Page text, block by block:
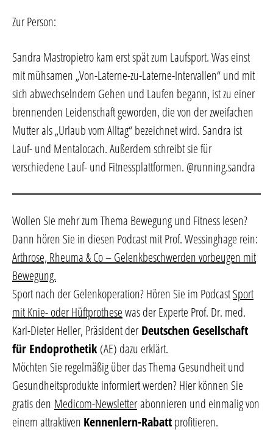
Zur Person:
Sandra Mastropietro kam erst spät zum Laufsport. Was einst
mit mühsamen „Von-Laterne-zu-Laterne-Intervallen“ und mit
sich abwechselndem Gehen und Laufen begann, ist zu einer
brennenden Leidenschaft geworden, die von der zweifachen
Mutter als „Urlaub vom Alltag“ bezeichnet wird. Sandra ist
Lauf- und Mentalocach. Außerdem schreibt sie für
verschiedene Lauf- und Fitnessplattformen. @running.sandra
Wollen Sie mehr zum Thema Bewegung und Fitness lesen?
Dann hören Sie in diesen Podcast mit Prof. Wessinghage rein:
Arthrose, Rheuma & Co – Gelenkbeschwerden vorbeugen mit
Bewegung.
Sport nach der Gelenkoperation? Hören Sie im PodcastSport
mit Knie- oder Hüftprothesewas der Experte Prof. Dr. med.
Karl-Dieter Heller, Präsident derDeutschen Gesellschaft
für Endoprothetik(AE) dazu erklärt.
Möchten Sie regelmäßig über das Thema Gesundheit und
Gesundheitsprodukte informiert werden? Hier können Sie
gratis den Medicom-Newsletterabonnieren und einmalig von
einem attraktiven Kennenlern-Rabattprofitieren.